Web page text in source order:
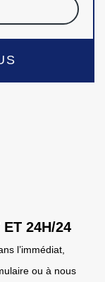
24H/24
l’immédiat,
ou à nous